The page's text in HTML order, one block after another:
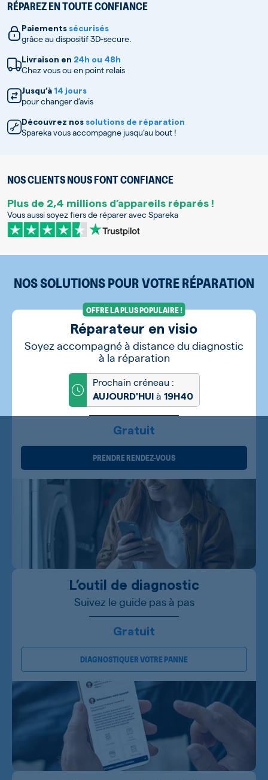
RÉPAREZ EN TOUTE CONFIANCE
Paiements sécurisés
grâce au dispositif 3D-secure.
Livraison en 24h ou 48h
Chez vous ou en point relais
Jusqu’à 14 jours
pour changer d’avis
Découvrez nos solutions de réparation
Spareka vous accompagne jusqu’au bout !
NOS CLIENTS NOUS FONT CONFIANCE
Plus de 2,4 millions d’appareils réparés !
Vous aussi soyez fiers de réparer avec Spareka
NOS SOLUTIONS POUR VOTRE RÉPARATION
OFFRE LA PLUS POPULAIRE !
Réparateur en visio
Soyez accompagné à distance du diagnostic
à la réparation
Prochain créneau :
AUJOURD'HUI à 19H40
Gratuit
PRENDRE RENDEZ-VOUS
L’outil de diagnostic
Suivez le guide pas à pas
Gratuit
DIAGNOSTIQUER VOTRE PANNE